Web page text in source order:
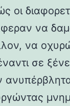
οι
να
να
σε